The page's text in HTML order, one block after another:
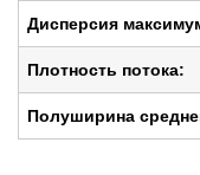
Дисперсия
Плотность потока:
Полуширина